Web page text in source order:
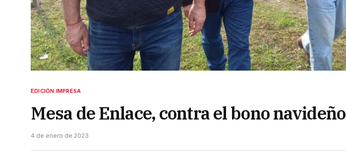
EDICIÓN IMPRESA
Mesa de Enlace, contra el bono navideño
4 de enero de 2023